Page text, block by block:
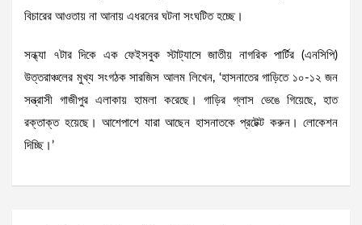
বিচারের আওতায় না আনায় এধরনের ঘটনা সংঘটিত হচ্ছে।
সন্ধ্যা ৭টার দিকে এক ফেইসবুক স্টাট্যাসে জাতীয় নাগরিক পার্টির (এনসিপি)
উত্তরাঞ্চলের মুখ্য সংগঠক সারজিস আলম লিখেন, ‘হাসনাতের গাড়িতে ১০-১২ জন
সন্ত্রাসী গাজীপুর এলাকায় হামলা করেছে। গাড়ির গ্লাস ভেঙে গিয়েছে, হাত
রক্তাক্ত হয়েছে। আশেপাশে যারা আছেন হাসনাতকে প্রটেক্ট করুন। ‌লোকেশন
দিচ্ছি।’